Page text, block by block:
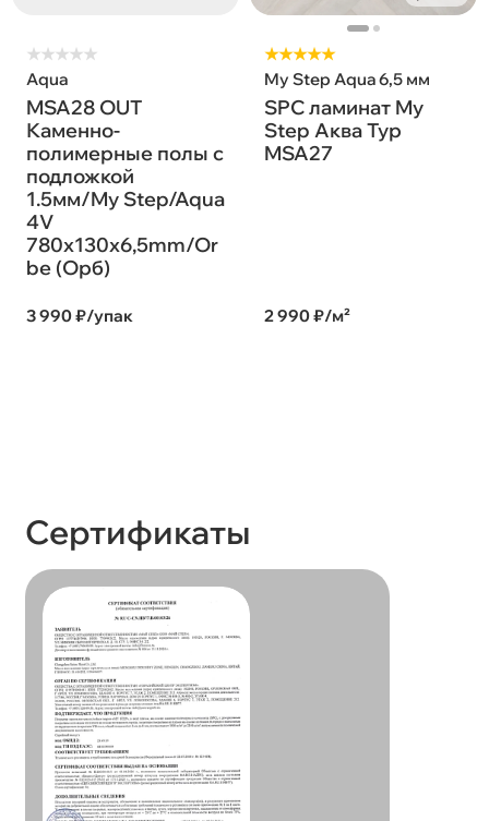
★★★★★
Aqua
MSA28 OUT
Каменно-
полимерные полы с
подложкой
1.5мм/My Step/Aqua
4V
780х130х6,5mm/Or
be (Орб)
3 990 ₽/упак
★★★★★
My Step Aqua 6,5 мм
SPC ламинат My
Step Аква Тур
MSA27
2 990 ₽/м²
Сертификаты